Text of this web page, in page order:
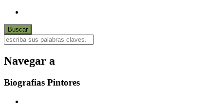
Navegar a
Biografías Pintores